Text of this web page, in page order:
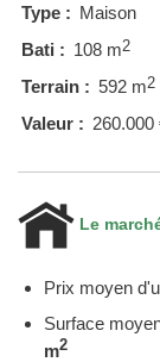
Type : Maison
Bati : 108 m2
Terrain : 592 m2
Valeur : 260.000
Le
Prix moyen
Surface
m2